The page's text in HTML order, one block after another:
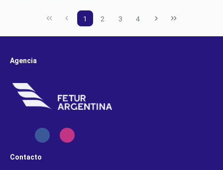
1 2 3 4
Agencia
Contacto